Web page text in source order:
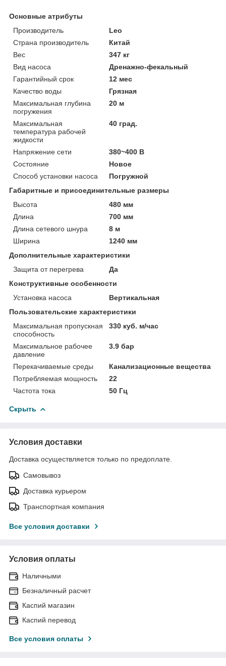
Основные атрибуты
Производитель
Leo
Страна производитель
Китай
Вес
347 кг
Вид насоса
Дренажно-фекальный
Гарантийный срок
12 мес
Качество воды
Грязная
Максимальная глубина
погружения
20 м
Максимальная
температура рабочей
жидкости
40 град.
Напряжение сети
380~400 В
Состояние
Новое
Способ установки насоса
Погружной
Габаритные и присоединительные размеры
Высота
480 мм
Длина
700 мм
Длина сетевого шнура
8 м
Ширина
1240 мм
Дополнительные характеристики
Защита от перегрева
Да
Конструктивные особенности
Установка насоса
Вертикальная
Пользовательские характеристики
Максимальная пропускная
способность
330 куб. м/час
Максимальное рабочее
давление
3.9 бар
Перекачиваемые среды
Канализационные вещества
Потребляемая мощность
22
Частота тока
50 Гц
Скрыть
Условия доставки
Доставка осуществляется только по предоплате.
Самовывоз
Доставка курьером
Транспортная компания
Все условия доставки
Условия оплаты
Наличными
Безналичный расчет
Каспий магазин
Каспий перевод
Все условия оплаты